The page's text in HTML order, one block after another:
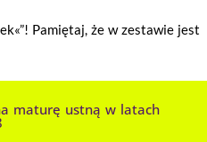
Pamiętaj, że w zestawie jest
maturę ustną w latach